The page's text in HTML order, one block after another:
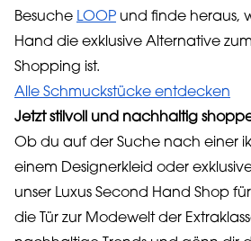
Besuche LOOP und finde heraus,
Hand die exklusive Alternative
Shopping ist.
Alle Schmuckstücke entdecken
Jetzt stilvoll und nachhaltig
Ob du auf der Suche nach einer
einem Designerkleid oder
unser Luxus Second Hand Shop
die Tür zur Modewelt der